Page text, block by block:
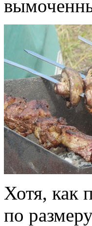
Хотя, как
по